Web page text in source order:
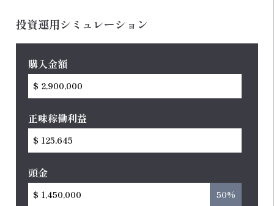
投資運用シミュレーション
購入金額
正味稼働利益
頭金
50%